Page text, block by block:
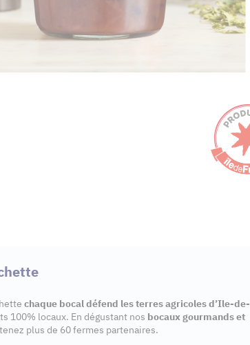
chaque bocal défend les terres agricoles d’Ile-de-
100% locaux. En dégustant nos bocaux gourmands et
plus de 60 fermes partenaires.